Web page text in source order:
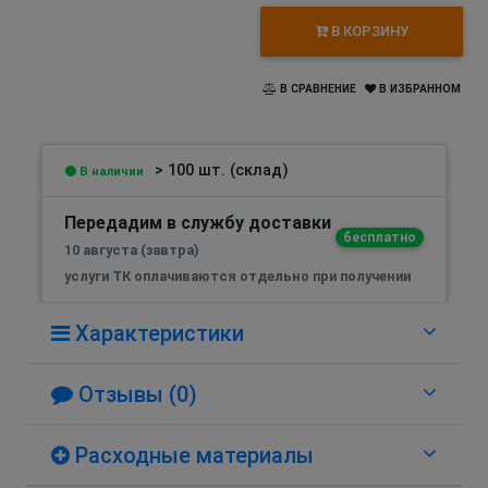
В КОРЗИНУ
В СРАВНЕНИЕ В ИЗБРАННОМ
В наличии > 100 шт. (склад)
Передадим в службу доставки
бесплатно
10 августа (завтра)
услуги ТК оплачиваются отдельно при получении
Характеристики
Отзывы (0)
Расходные материалы